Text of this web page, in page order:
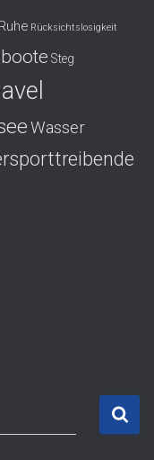
Ruhe Rücksichtslosigkeit
Steg
Wasser